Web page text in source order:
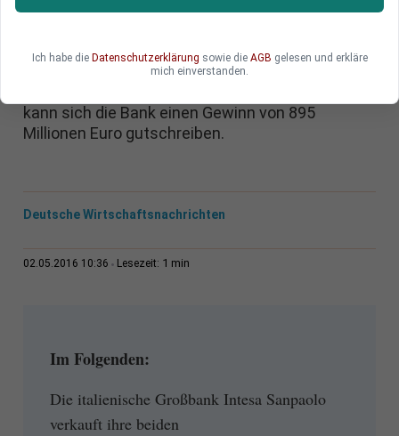
Die italienische Großbank Intesa Sanpaolo hat
Kartenzahlungssparte an Finanzinvestoren
verkauft. Die Transaktion soll bis Ende des
kann sich die Bank einen Gewinn von 895
Millionen Euro gutschreiben.
Deutsche Wirtschaftsnachrichten
02.05.2016 10:36 Lesezeit: 1 min
Im Folgenden:
Die italienische Großbank Intesa Sanpaolo
verkauft ihre beiden
Ich habe die Datenschutzerklärung sowie die AGB gelesen und erkläre
mich einverstanden.